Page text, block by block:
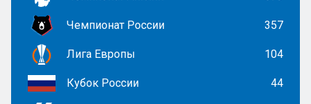
Чемпионат России 357
Лига Европы 104
Кубок России 44